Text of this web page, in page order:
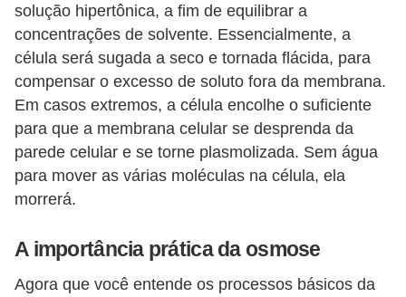
solução hipertônica, a fim de equilibrar a
concentrações de solvente. Essencialmente, a
célula será sugada a seco e tornada flácida, para
compensar o excesso de soluto fora da membrana.
Em casos extremos, a célula encolhe o suficiente
para que a membrana celular se desprenda da
parede celular e se torne plasmolizada. Sem água
para mover as várias moléculas na célula, ela
morrerá.
A importância prática da osmose
Agora que você entende os processos básicos da